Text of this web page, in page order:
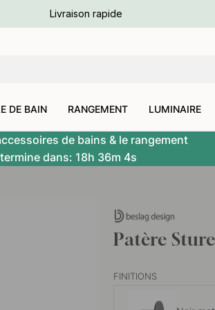
Livraison rapide
DE BAIN
RANGEMENT LUMINAIRE
de bains & le rangement
dans: 18h 36m 3s
Patère
FINITIONS